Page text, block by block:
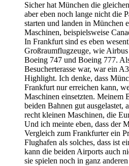
Sicher hat München die
aber eben noch lange nicht die
starten und landen in München
Maschinen, beispielsweise
In Frankfurt sind es eben
Großraumflugzeuge, wie
Boeing 747 und Boeing 777.
Besucherterasse war, war ein
Highlight. Ich denke, dass
Frankfurt nur erreichen kann,
Maschinen einsetzten. Meinem
beiden Bahnen gut ausgelastet,
recht kleinen Maschinen, die
Und ich meinte eben, dass der
Vergleich zum Frankfurter ein
Flughafen als solches, dass ist
kann die beiden Airports auch
sie spielen noch in ganz